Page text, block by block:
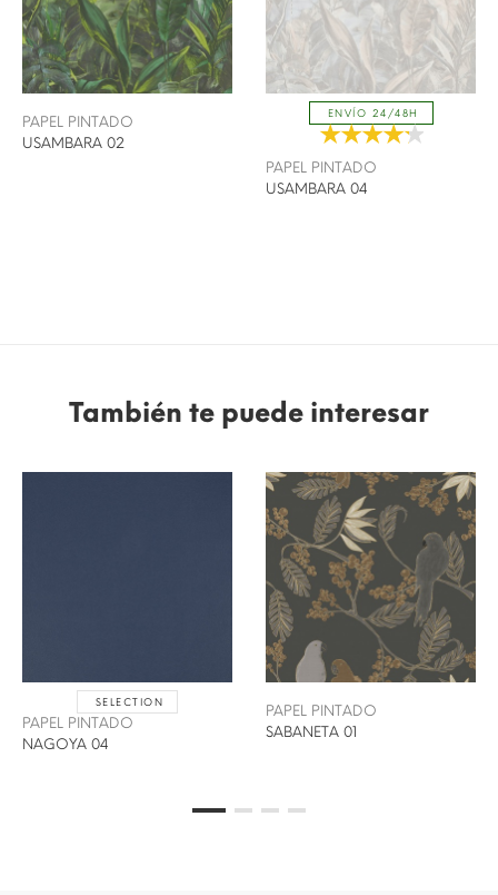
PAPEL PINTADO
USAMBARA 02
ENVÍO 24/48H
PAPEL PINTADO
USAMBARA 04
También te puede interesar
SELECTION
PAPEL PINTADO
NAGOYA 04
PAPEL PINTADO
SABANETA 01